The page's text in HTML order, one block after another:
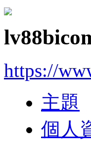
https://
主題
個人